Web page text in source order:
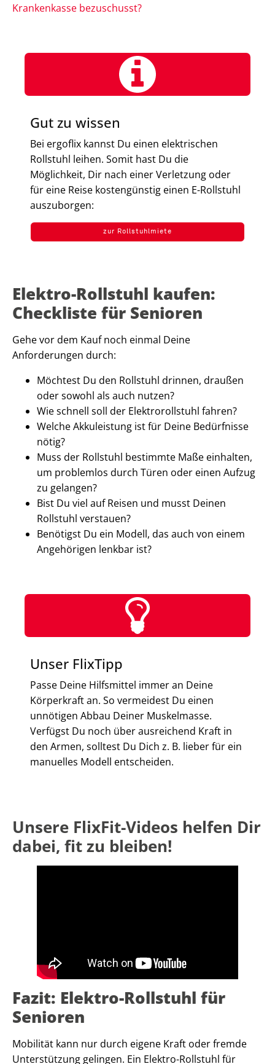
Krankenkasse bezuschusst?
Gut zu wissen
Bei ergoflix kannst Du einen elektrischen
Rollstuhl leihen. Somit hast Du die
Möglichkeit, Dir nach einer Verletzung oder
für eine Reise kostengünstig einen E-Rollstuhl
auszuborgen:
zur Rollstuhlmiete
Elektro-Rollstuhl kaufen:
Checkliste für Senioren
Gehe vor dem Kauf noch einmal Deine
Anforderungen durch:
Möchtest Du den Rollstuhl drinnen, draußen
oder sowohl als auch nutzen?
Wie schnell soll der Elektrorollstuhl fahren?
Welche Akkuleistung ist für Deine Bedürfnisse
nötig?
Muss der Rollstuhl bestimmte Maße einhalten,
um problemlos durch Türen oder einen Aufzug
zu gelangen?
Bist Du viel auf Reisen und musst Deinen
Rollstuhl verstauen?
Benötigst Du ein Modell, das auch von einem
Angehörigen lenkbar ist?
Unser FlixTipp
Passe Deine Hilfsmittel immer an Deine
Körperkraft an. So vermeidest Du einen
unnötigen Abbau Deiner Muskelmasse.
Verfügst Du noch über ausreichend Kraft in
den Armen, solltest Du Dich z. B. lieber für ein
manuelles Modell entscheiden.
Unsere FlixFit-Videos helfen Dir
dabei, fit zu bleiben!
Fazit: Elektro-Rollstuhl für
Senioren
Mobilität kann nur durch eigene Kraft oder fremde
Unterstützung gelingen. Ein Elektro-Rollstuhl für